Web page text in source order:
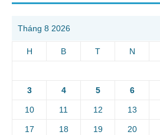
Tháng 8 2026
H B T N
3 4 5 6
10 11 12 13
17 18 19 20